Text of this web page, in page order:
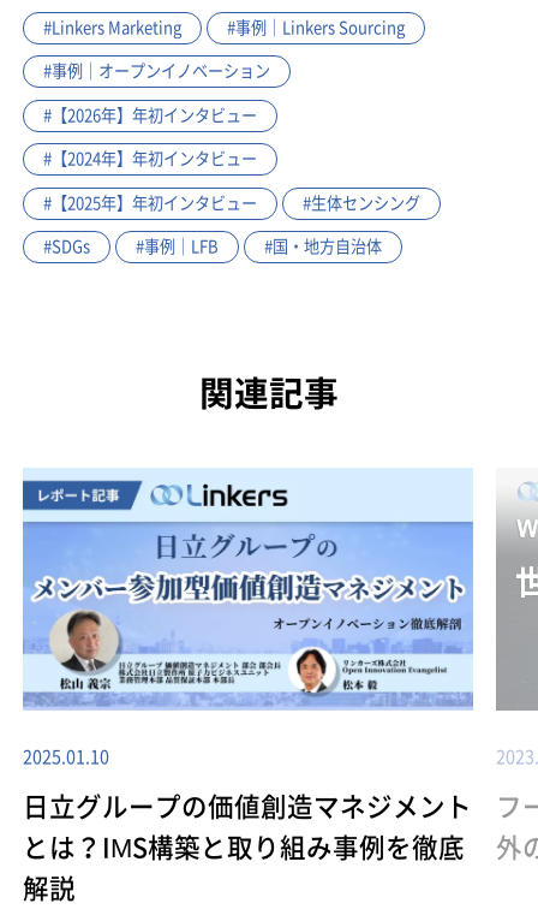
#Linkers Marketing #事例｜Linkers Sourcing
#事例｜オープンイノベーション
#【2026年】年初インタビュー
#【2024年】年初インタビュー
#【2025年】年初インタビュー #生体センシング
#SDGs #事例｜LFB #国・地方自治体
関連記事
2025.01.10
日立グループの価値創造マネジメント
とは？IMS構築と取り組み事例を徹底
解説
フ
外